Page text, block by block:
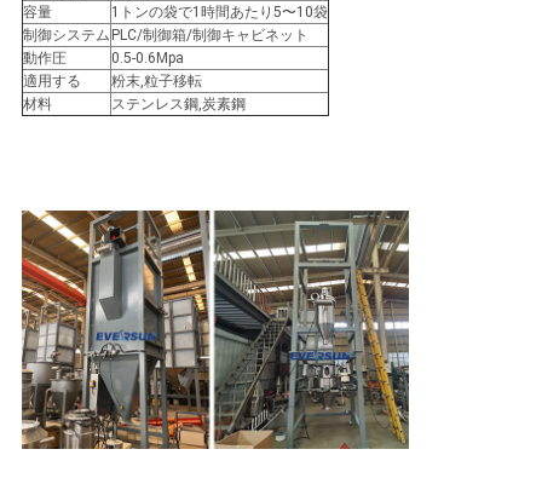
要
求
さ
い
SITEMAP
容量
1トンの袋で1時間あたり5〜10袋
制御システム PLC/制御箱/制御キャビネット
動作圧
0.5-0.6Mpa
適用する
粉末,粒子移転
材料
ステンレス鋼,炭素鋼